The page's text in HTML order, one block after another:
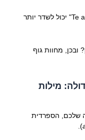
מבט עמוק בעיניים כשאתם אומרים "Te amo" יכול לשדר יותר
ובכן, מחוות גוף
מילות
שלכם, הספרדית
).